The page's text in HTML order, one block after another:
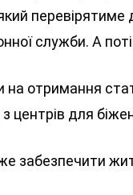
служби. А
на отримання
центрів для
забезпечити